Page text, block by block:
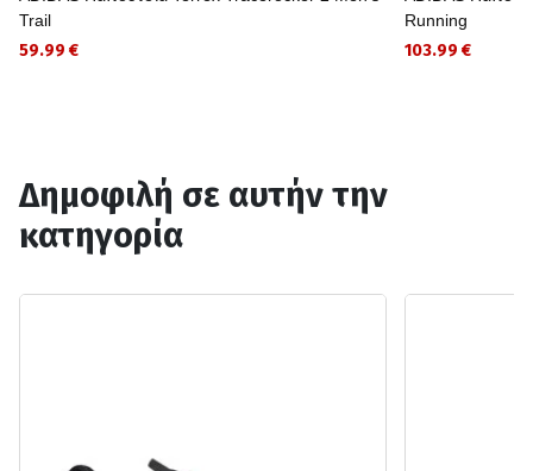
Trail
59.99 €
Running
103.99 €
Δημοφιλή σε αυτήν την
κατηγορία